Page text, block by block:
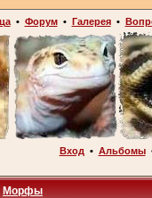
• Форум• Галерея•
Вход • Альбомы
Морфы